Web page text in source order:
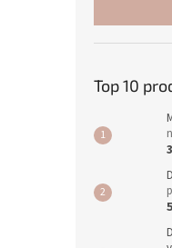
Top 10